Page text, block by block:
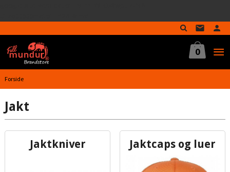
innholdet
0
Forside
Jakt
Jaktkniver Jaktcaps og luer